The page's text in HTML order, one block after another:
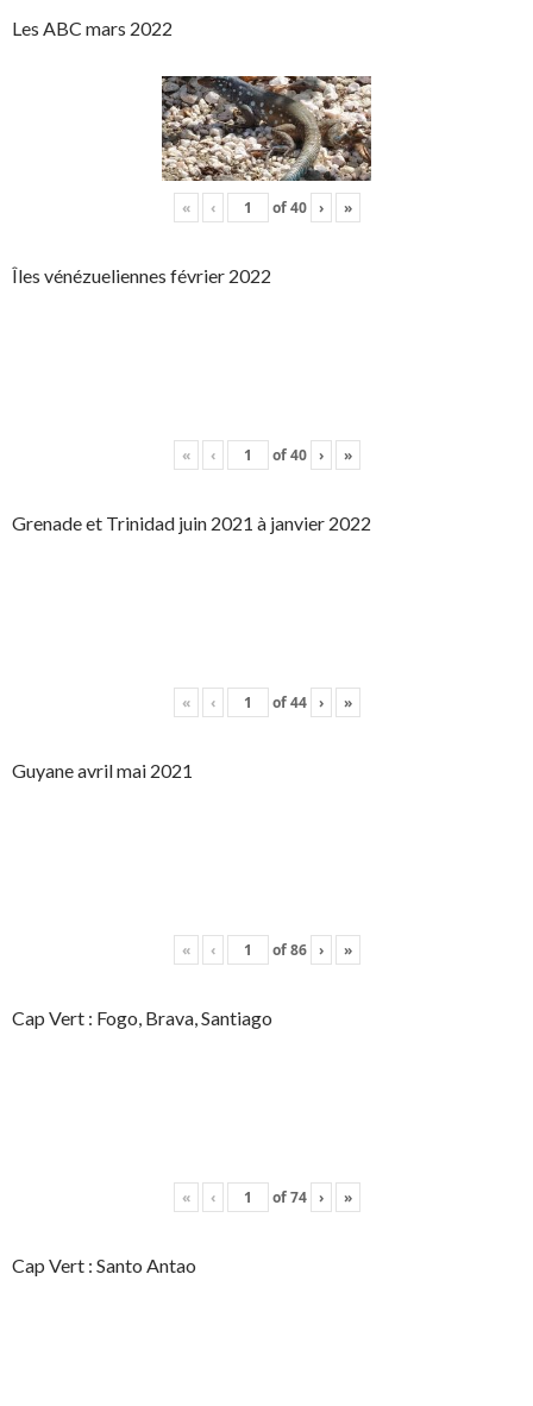
Les ABC mars 2022
« ‹ of40 › »
Îles vénézueliennes février 2022
« ‹ of40 › »
Grenade et Trinidad juin 2021 à janvier 2022
« ‹ of44 › »
Guyane avril mai 2021
« ‹ of86 › »
Cap Vert : Fogo, Brava, Santiago
« ‹ of74 › »
Cap Vert : Santo Antao